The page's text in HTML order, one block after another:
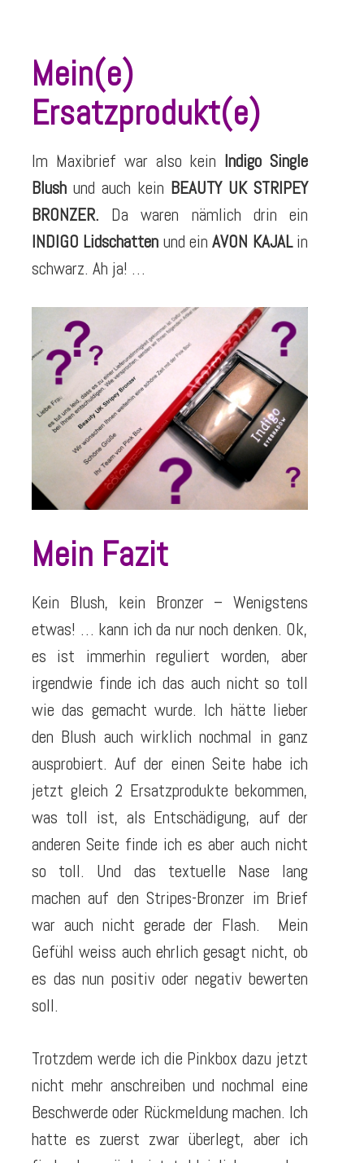
Mein(e)
Ersatzprodukt(e)
Im Maxibrief war also kein Indigo Single
Blush und auch kein BEAUTY UK STRIPEY
BRONZER. Da waren nämlich drin ein
INDIGO Lidschatten und einAVON KAJALin
schwarz. Ah ja! …
Mein Fazit
Kein Blush, kein Bronzer – Wenigstens
etwas! … kann ich da nur noch denken. Ok,
es ist immerhin reguliert worden, aber
irgendwie finde ich das auch nicht so toll
wie das gemacht wurde. Ich hätte lieber
den Blush auch wirklich nochmal in ganz
ausprobiert. Auf der einen Seite habe ich
jetzt gleich 2 Ersatzprodukte bekommen,
was toll ist, als Entschädigung, auf der
anderen Seite finde ich es aber auch nicht
so toll. Und das textuelle Nase lang
machen auf den Stripes-Bronzer im Brief
war auch nicht gerade der Flash. Mein
Gefühl weiss auch ehrlich gesagt nicht, ob
es das nun positiv oder negativ bewerten
soll.
Trotzdem werde ich die Pinkbox dazu jetzt
nicht mehr anschreiben und nochmal eine
Beschwerde oder Rückmeldung machen. Ich
hatte es zuerst zwar überlegt, aber ich